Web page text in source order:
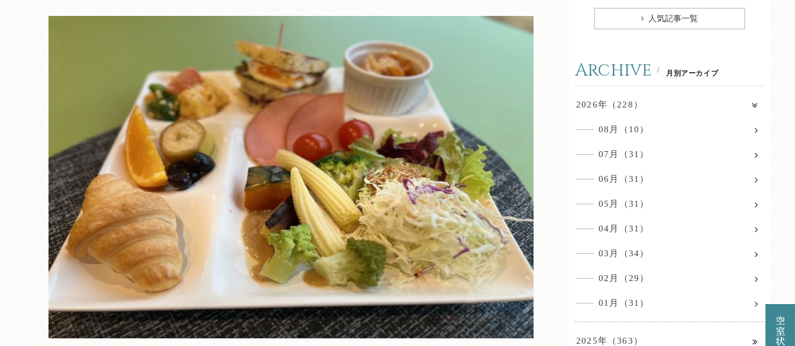
人気記事一覧
Archive 月別アーカイブ
2026年（228）
08月（10）
07月（31）
06月（31）
05月（31）
04月（31）
03月（34）
02月（29）
01月（31）
2025年（363）